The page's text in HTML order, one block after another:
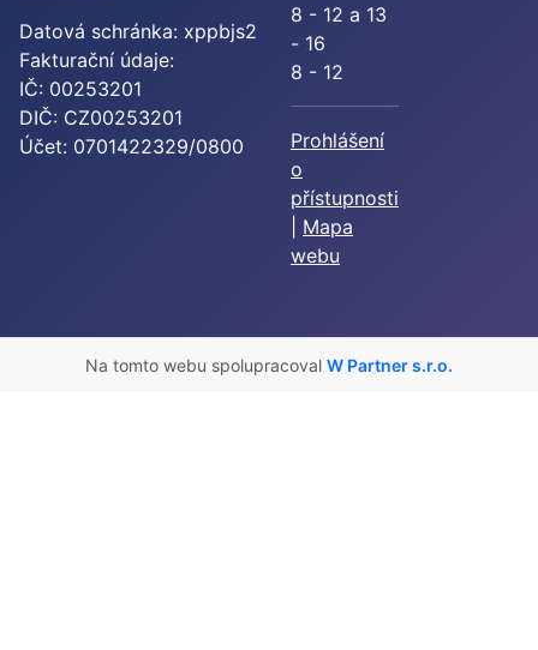
Datová schránka: xppbjs2
Fakturační údaje:
IČ: 00253201
DIČ: CZ00253201
Účet: 0701422329/0800
8 - 12 a 13
- 16
8 - 12
Prohlášení
o
přístupnosti
Mapa
webu
Na tomto webu spolupracoval W Partner s.r.o.